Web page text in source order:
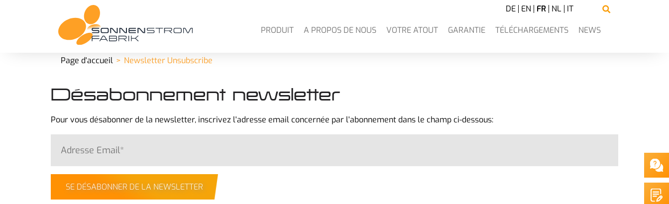
PRODUIT A PROPOS DE NOUS VOTRE ATOUT GARANTIE TÉLÉCHARGEMENTS NEWS
DE EN FR NL IT
Page d'accueil Newsletter Unsubscribe
Désabonnement newsletter
Pour vous désabonner de la newsletter, inscrivez l'adresse email concernée par l'abonnement dans le champ ci-dessous: